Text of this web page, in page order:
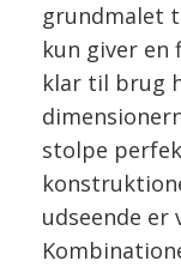
grundmalet
kun giver en
klar til brug
stolpe
udseende er